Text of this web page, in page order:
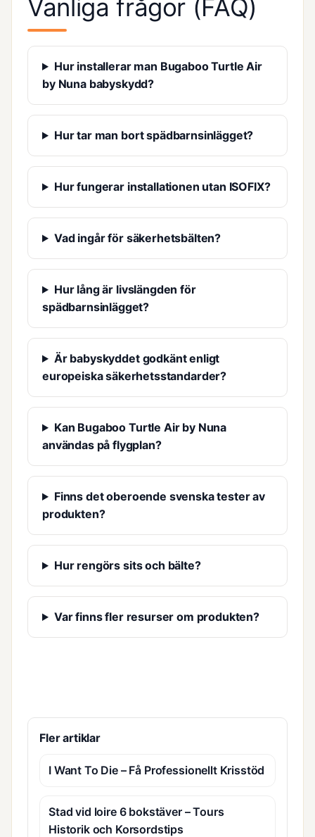
Vanliga frågor (FAQ)
Hur installerar man Bugaboo Turtle Air
by Nuna babyskydd?
Hur tar man bort spädbarnsinlägget?
Hur fungerar installationen utan ISOFIX?
Vad ingår för säkerhetsbälten?
Hur lång är livslängden för
spädbarnsinlägget?
Är babyskyddet godkänt enligt
europeiska säkerhetsstandarder?
Kan Bugaboo Turtle Air by Nuna
användas på flygplan?
Finns det oberoende svenska tester av
produkten?
Hur rengörs sits och bälte?
Var finns fler resurser om produkten?
Fler artiklar
I Want To Die – Få Professionellt Krisstöd
Stad vid loire 6 bokstäver – Tours
Historik och Korsordstips